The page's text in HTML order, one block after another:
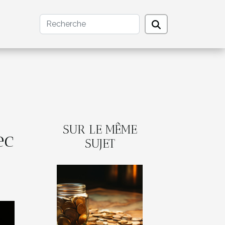
SUR LE MÊME
SUJET